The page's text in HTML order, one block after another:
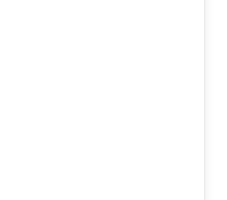
de la realidad
salud.